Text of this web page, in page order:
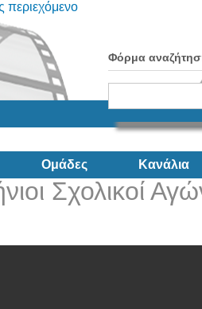
Φόρμα
Ομάδες Κανάλια
Σχολικοί